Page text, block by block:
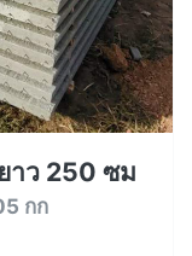
าว 250 ซม
กก